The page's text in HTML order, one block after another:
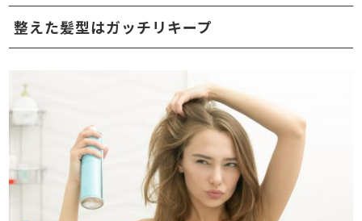
整えた髪型はガッチリキープ